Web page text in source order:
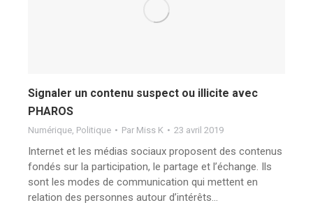
Signaler un contenu suspect ou illicite avec
PHAROS
Numérique Politique Par Miss K 23 avril 2019
Internet et les médias sociaux proposent des contenus
fondés sur la participation, le partage et l’échange. Ils
sont les modes de communication qui mettent en
relation des personnes autour d’intérêts…